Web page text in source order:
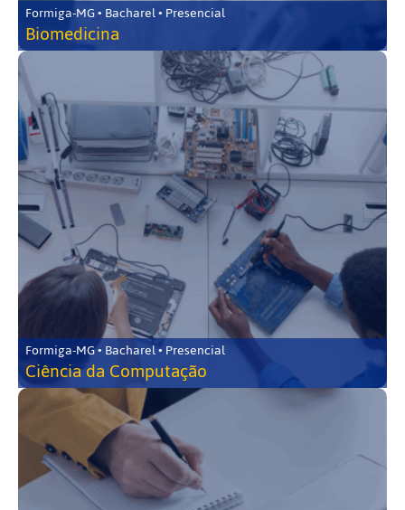
Formiga-MG • Bacharel • Presencial
Biomedicina
Formiga-MG • Bacharel • Presencial
Ciência da Computação